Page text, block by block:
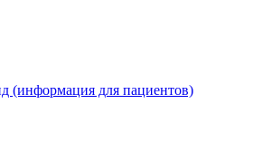
(информация для пациентов)